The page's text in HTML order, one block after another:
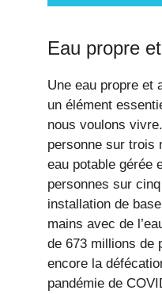
Eau propre
Une eau propre et
un élément
nous voulons
personne sur trois
eau potable gérée
personnes sur
installation de
mains avec de
de 673 millions de
encore la
pandémie de